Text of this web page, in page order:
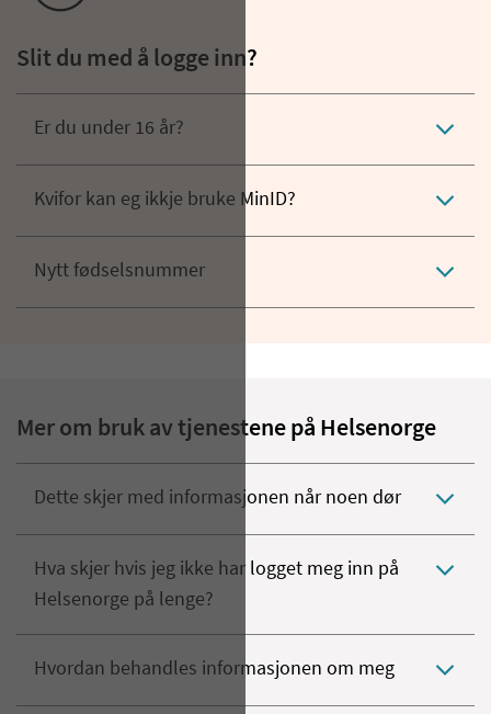
Slit du med å logge inn?
Er du under 16 år?
Kvifor kan eg ikkje bruke MinID?
Nytt fødselsnummer
Mer om bruk av tjenestene på Helsenorge
Dette skjer med informasjonen når noen dør
Hva skjer hvis jeg ikke har logget meg inn på
Helsenorge på lenge?
Hvordan behandles informasjonen om meg